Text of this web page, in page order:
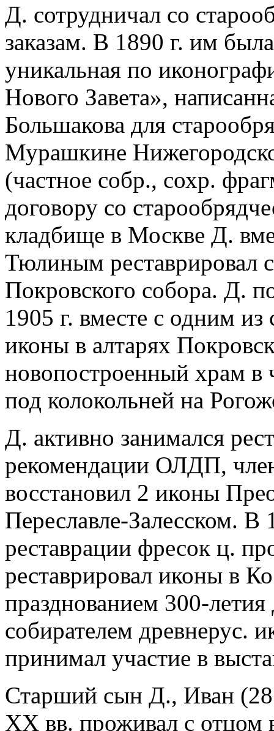
Д. сотрудничал со
заказам. В 1890 г. им
уникальная по
Нового Завета»,
Большакова для
Мурашкине
(частное собр., сохр.
договору со
кладбище в Москве Д.
Тюлиным реставрировал
Покровского собора. Д.
1905 г. вместе с одним
иконы в алтарях
новопостроенный храм в
под колокольней на
Д. активно занимался
рекомендации ОЛДП,
восстановил 2 иконы
Переславле-Залесском. В
реставрации фресок ц.
реставрировал иконы в
празднованием 300-
собирателем древнерус.
принимал участие в
Старший сын Д., Иван
XX вв. проживал с